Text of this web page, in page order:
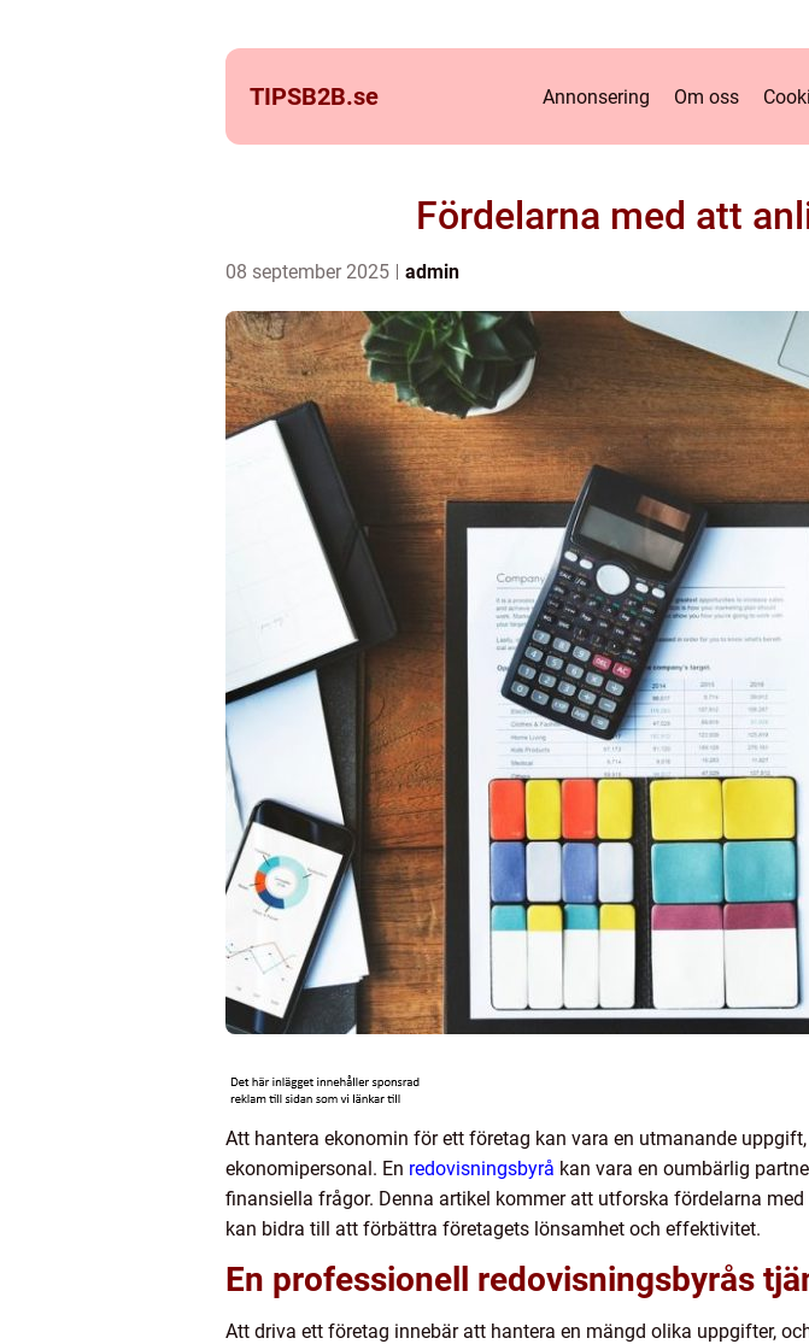
TIPSB2B.se Annonsering Om oss
Fördelarna med att
08 september 2025 admin
Att hantera ekonomin för ett företag kan vara en utmanande
ekonomipersonal. En redovisningsbyrå kan vara en oumbärlig
finansiella frågor. Denna artikel kommer att utforska fördelarna
kan bidra till att förbättra företagets lönsamhet och effektivitet.
En professionell redovisningsbyrås
Att driva ett företag innebär att hantera en mängd olika uppgifter,